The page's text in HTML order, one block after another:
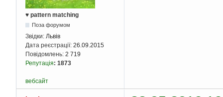
♥ pattern matching
Поза форумом
Звідки: Львів
Дата реєстрації: 26.09.2015
Повідомлень: 2 719
Репутація: 1873
вебсайт